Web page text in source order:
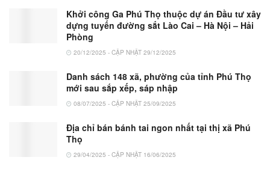
Khởi công Ga Phú Thọ thuộc dự án Đầu tư xây
dựng tuyến đường sắt Lào Cai – Hà Nội – Hải
Phòng
20/12/2025 - CẬP NHẬT 29/12/2025
Danh sách 148 xã, phường của tỉnh Phú Thọ
mới sau sắp xếp, sáp nhập
08/07/2025 - CẬP NHẬT 25/09/2025
Địa chỉ bán bánh tai ngon nhất tại thị xã Phú
Thọ
29/04/2025 - CẬP NHẬT 16/06/2025